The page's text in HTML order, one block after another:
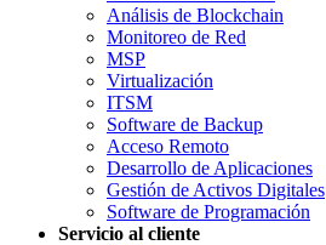
Análisis de Blockchain
Monitoreo de Red
MSP
Virtualización
ITSM
Software de Backup
Acceso Remoto
Desarrollo de Aplicaciones
Gestión de Activos Digitales
Software de Programación
Servicio al cliente